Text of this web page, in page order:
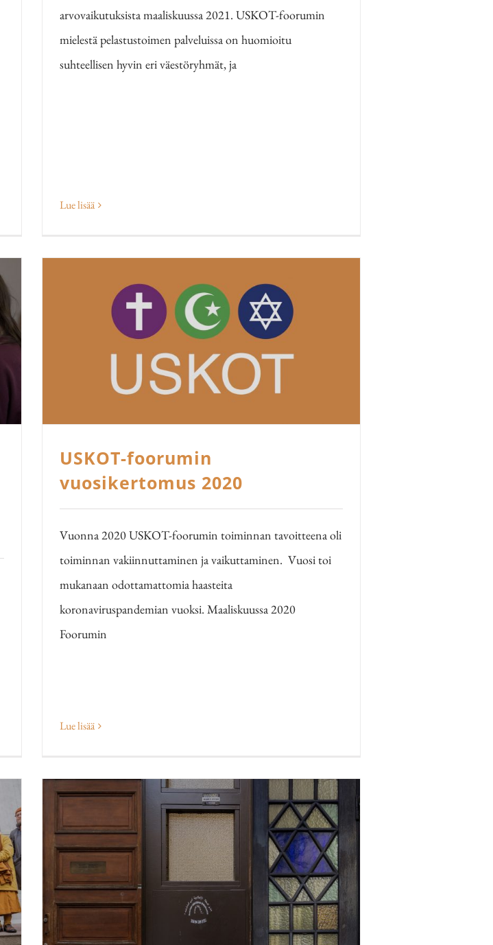
arvovaikutuksista maaliskuussa 2021. USKOT-foorumin
mielestä pelastustoimen palveluissa on huomioitu
suhteellisen hyvin eri väestöryhmät, ja
Lue lisää
USKOT-foorumin
vuosikertomus 2020
Vuonna 2020 USKOT-foorumin toiminnan tavoitteena oli
toiminnan vakiinnuttaminen ja vaikuttaminen. Vuosi toi
mukanaan odottamattomia haasteita
koronaviruspandemian vuoksi. Maaliskuussa 2020
Foorumin
Lue lisää